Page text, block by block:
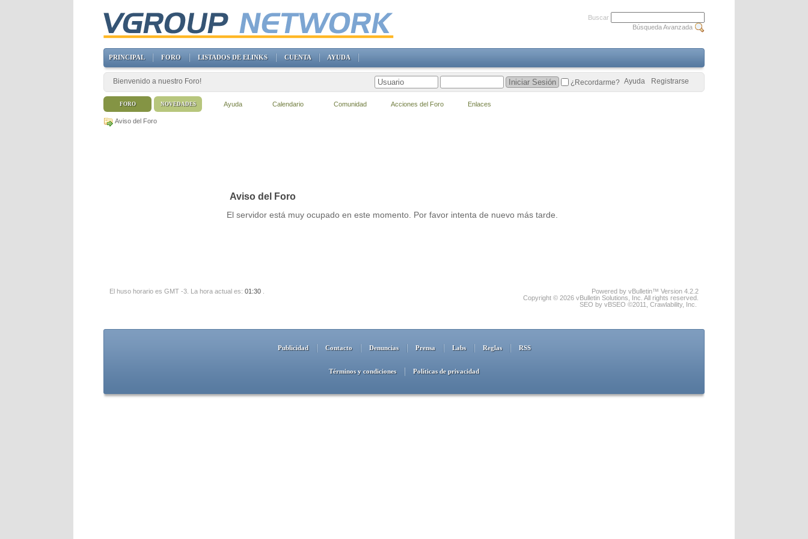
Aviso del Foro
Aviso del Foro
El servidor está muy ocupado en este momento. Por favor intenta de nuevo más tarde.
El huso horario es GMT -3. La hora actual es: 01:30
Powered by vBulletin™ Version 4.2.2
Copyright © 2026 vBulletin Solutions, Inc. All rights reserved.
SEO by vBSEO ©2011, Crawlability, Inc.
Publicidad Contacto Denuncias Prensa Labs Reglas RSS
Términos y condiciones Políticas de privacidad
Buscar
Búsqueda Avanzada
PRINCIPAL FORO LISTADOS DE ELINKS CUENTA AYUDA
Bienvenido a nuestro Foro! Registrarse
Ayuda
¿Recordarme?
FORO Ayuda Calendario Comunidad Acciones del Foro Enlaces
NOVEDADES